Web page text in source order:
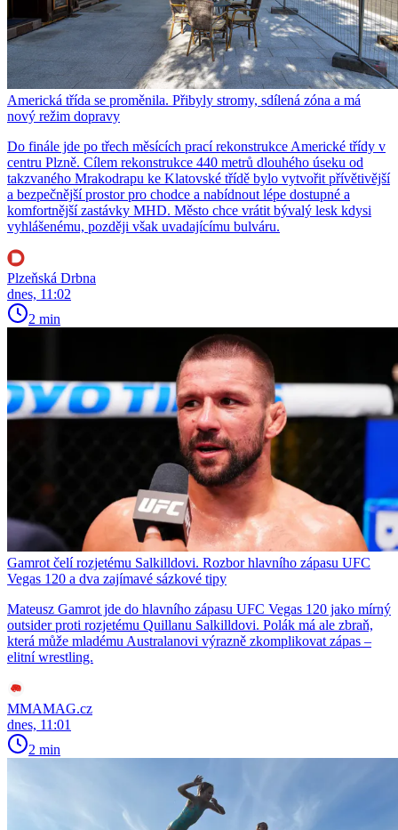
Americká třída se proměnila. Přibyly stromy, sdílená zóna a má
nový režim dopravy
Do finále jde po třech měsících prací rekonstrukce Americké třídy v
centru Plzně. Cílem rekonstrukce 440 metrů dlouhého úseku od
takzvaného Mrakodrapu ke Klatovské třídě bylo vytvořit přívětivější
a bezpečnější prostor pro chodce a nabídnout lépe dostupné a
komfortnější zastávky MHD. Město chce vrátit bývalý lesk kdysi
vyhlášenému, později však uvadajícímu bulváru.
Plzeňská Drbna
dnes, 11:02
2 min
Gamrot čelí rozjetému Salkilldovi. Rozbor hlavního zápasu UFC
Vegas 120 a dva zajímavé sázkové tipy
Mateusz Gamrot jde do hlavního zápasu UFC Vegas 120 jako mírný
outsider proti rozjetému Quillanu Salkilldovi. Polák má ale zbraň,
která může mladému Australanovi výrazně zkomplikovat zápas –
elitní wrestling.
MMAMAG.cz
dnes, 11:01
2 min